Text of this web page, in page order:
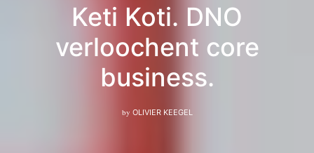
Keti Koti. DNO
verloochent core
business.
by OLIVIER KEEGEL